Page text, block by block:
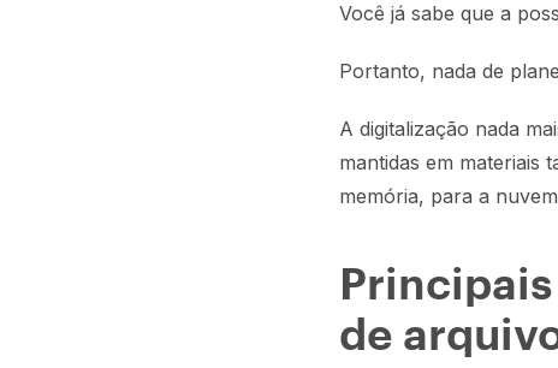
Você já sabe que a
Portanto, nada de
A digitalização nada
mantidas em materiais
memória, para a
de